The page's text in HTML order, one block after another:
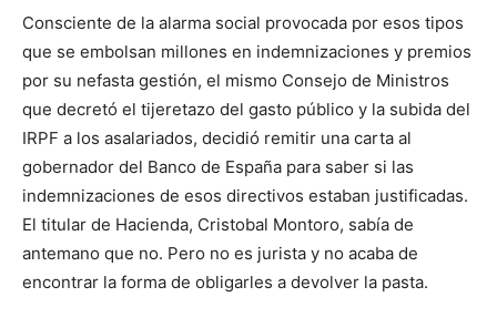
Consciente de la alarma social provocada por esos tipos
que se embolsan millones en indemnizaciones y premios
por su nefasta gestión, el mismo Consejo de Ministros
que decretó el tijeretazo del gasto público y la subida del
IRPF a los asalariados, decidió remitir una carta al
gobernador del Banco de España para saber si las
indemnizaciones de esos directivos estaban justificadas.
El titular de Hacienda, Cristobal Montoro, sabía de
antemano que no. Pero no es jurista y no acaba de
encontrar la forma de obligarles a devolver la pasta.